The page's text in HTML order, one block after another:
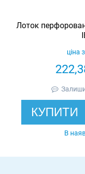
Лоток
ціна
КУПИТИ
В